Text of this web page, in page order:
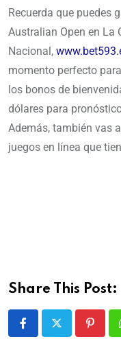
Recuerda que puedes
Australian Open en La
Nacional,
momento perfecto
los bonos de
dólares para
Además, también vas
juegos en línea que
Share This Post: